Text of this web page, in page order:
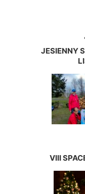
JESIENNY
VIII